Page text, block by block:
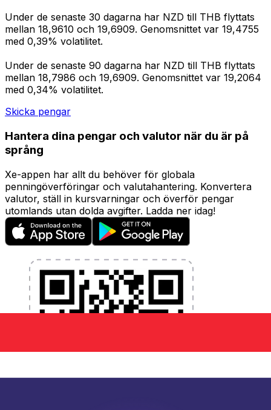
Under de senaste 30 dagarna har NZD till THB flyttats
mellan 18,9610 och 19,6909. Genomsnittet var 19,4755
med 0,39% volatilitet.
Under de senaste 90 dagarna har NZD till THB flyttats
mellan 18,7986 och 19,6909. Genomsnittet var 19,2064
med 0,34% volatilitet.
Skicka pengar
Hantera dina pengar och valutor när du är på
språng
Xe-appen har allt du behöver för globala
penningöverföringar och valutahantering. Konvertera
valutor, ställ in kursvarningar och överför pengar
utomlands utan dolda avgifter. Ladda ner idag!